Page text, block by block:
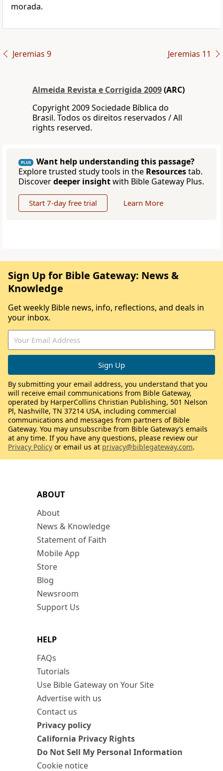
morada.
Jeremias 9 Jeremias 11
Almeida Revista e Corrigida 2009(ARC)
Copyright 2009 Sociedade Bíblica do
Brasil. Todos os direitos reservados / All
rights reserved.
PLUS
Want help understanding this passage?
Explore trusted study tools in the Resourcestab.
Discoverdeeper insightwith Bible Gateway Plus.
Start 7-day free trial Learn More
ABOUT
About
News & Knowledge
Statement of Faith
Mobile App
Store
Blog
Newsroom
Support Us
HELP
FAQs
Tutorials
Use Bible Gateway on Your Site
Advertise with us
Contact us
Privacy policy
California Privacy Rights
Do Not Sell My Personal Information
Cookie notice
Sign Up for Bible Gateway: News &
Knowledge
Get weekly Bible news, info, reflections, and deals in
your inbox.
By submitting your email address, you understand that you
will receive email communications from Bible Gateway,
operated by HarperCollins Christian Publishing, 501 Nelson
Pl, Nashville, TN 37214 USA, including commercial
communications and messages from partners of Bible
Gateway. You may unsubscribe from Bible Gateway’s emails
at any time. If you have any questions, please review our
Privacy Policy or email us at privacy@biblegateway.com.